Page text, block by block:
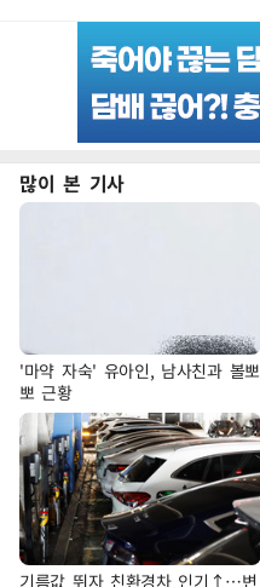
많이 본 기사
'마약 자숙' 유아인, 남사친과 볼뽀
뽀 근황
기름값 뛰자 친환경차 인기↑…변